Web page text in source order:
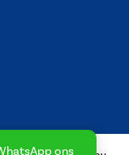
ons